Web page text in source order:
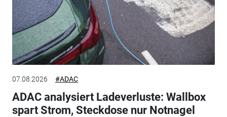
07.08.2026 #ADAC
ADAC analysiert Ladeverluste: Wallbox
spart Strom, Steckdose nur Notnagel